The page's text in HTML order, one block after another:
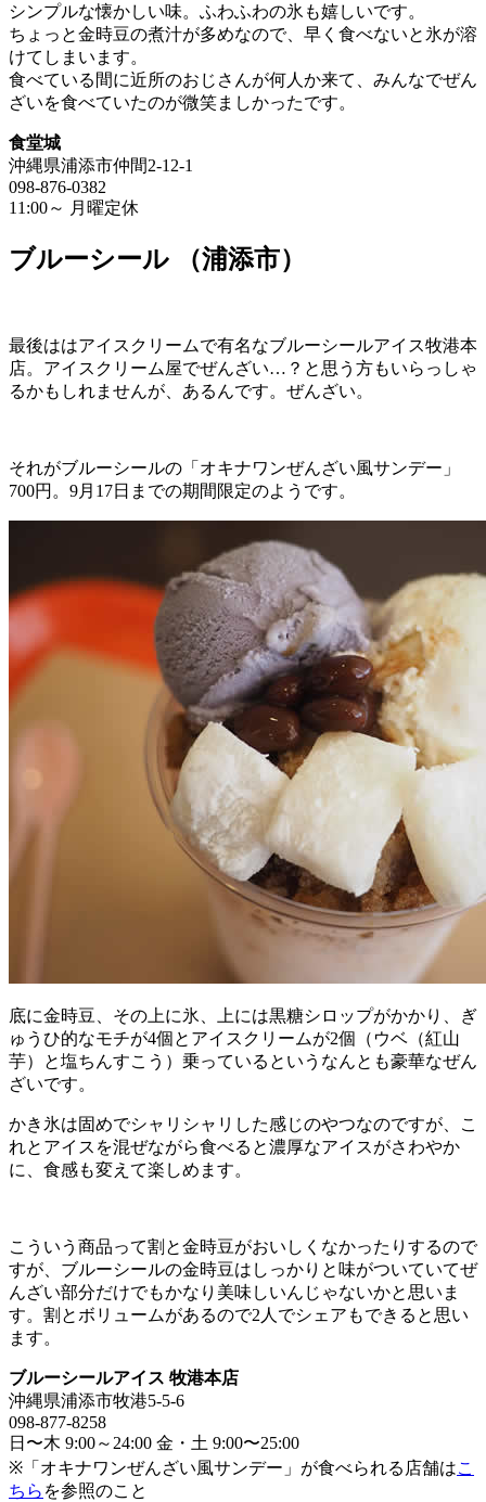
シンプルな懐かしい味。ふわふわの氷も嬉しいです。
ちょっと金時豆の煮汁が多めなので、早く食べないと氷が溶
けてしまいます。
食べている間に近所のおじさんが何人か来て、みんなでぜん
ざいを食べていたのが微笑ましかったです。
食堂城
沖縄県浦添市仲間2-12-1
098-876-0382
11:00～ 月曜定休
ブルーシール （浦添市）
最後ははアイスクリームで有名なブルーシールアイス牧港本
店。アイスクリーム屋でぜんざい…？と思う方もいらっしゃ
るかもしれませんが、あるんです。ぜんざい。
それがブルーシールの「オキナワンぜんざい風サンデー」
700円。9月17日までの期間限定のようです。
底に金時豆、その上に氷、上には黒糖シロップがかかり、ぎ
ゅうひ的なモチが4個とアイスクリームが2個（ウベ（紅山
芋）と塩ちんすこう）乗っているというなんとも豪華なぜん
ざいです。
かき氷は固めでシャリシャリした感じのやつなのですが、こ
れとアイスを混ぜながら食べると濃厚なアイスがさわやか
に、食感も変えて楽しめます。
こういう商品って割と金時豆がおいしくなかったりするので
すが、ブルーシールの金時豆はしっかりと味がついていてぜ
んざい部分だけでもかなり美味しいんじゃないかと思いま
す。割とボリュームがあるので2人でシェアもできると思い
ます。
ブルーシールアイス 牧港本店
沖縄県浦添市牧港5-5-6
098-877-8258
日〜木 9:00～24:00 金・土 9:00〜25:00
※「オキナワンぜんざい風サンデー」が食べられる店舗はこ
ちら を参照のこと